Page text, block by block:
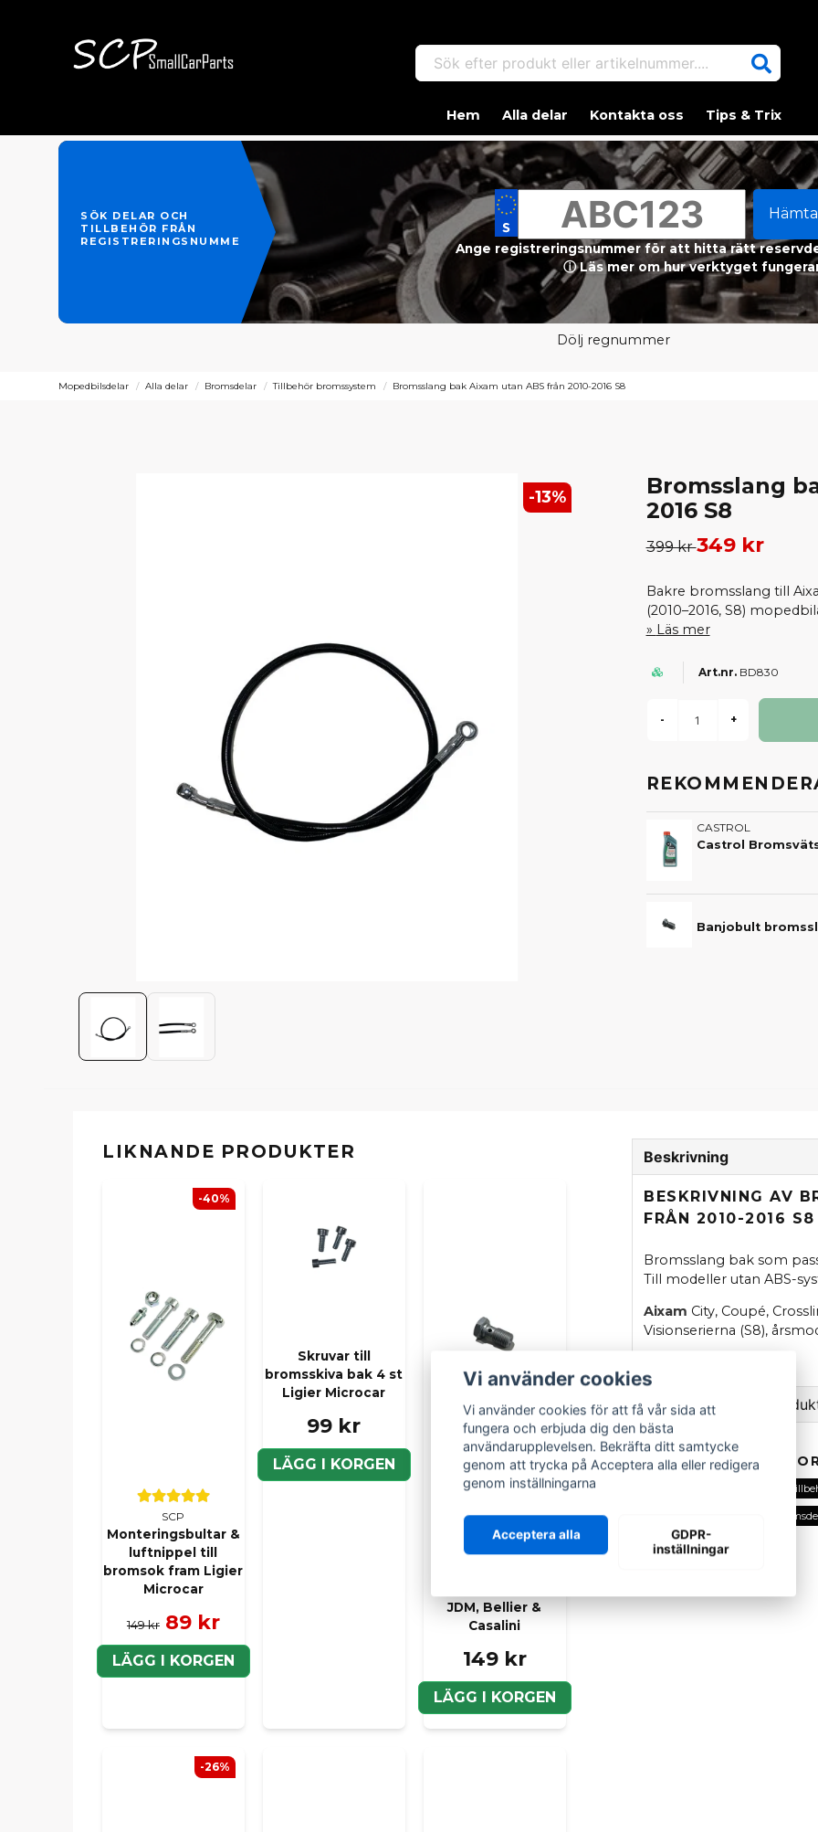
Sök efter produkt eller artikelnummer....
Hem Alla delar Kontakta oss Tips & Trix
SÖK DELAR OCH
TILLBEHÖR FRÅN
REGISTRERINGSNUMMER
Ange registreringsnummer för att hitta rätt
ⓘ Läs mer om hur verktyget
Dölj regnummer
Mopedbilsdelar Alla delar Bromsdelar Tillbehör bromssystem Bromsslang bak Aixam utan ABS från 2010-2016 S8
-13%
Bromsslang
2016 S8
399 kr349 kr
Bakre bromsslang till
(2010–2016, S8)
Läs mer
BD830
- +
CASTROL
Castrol
LIKNANDE PRODUKTER
SCP
Monteringsbultar &
luftnippel till
bromsok fram Ligier
Microcar
149 kr 89 kr
LÄGG I KORGEN
-40%
Skruvar till
bromsskiva bak 4 st
Ligier Microcar
99 kr
LÄGG I KORGEN
Banjobult
bromsslang till
JDM, Bellier &
Casalini
149 kr
LÄGG I KORGEN
-26%
Beskrivning
BESKRIVNING AV
FRÅN 2010-2016 S8
Bromsslang bak som
Till modeller utan ABS-
Aixam City, Coupé,
Visionserierna (S8),
Ställ en fråga om
question
Fråga oss om denna
name
Namn
RELATERADE
Vi använder cookies
Vi använder cookies för att få vår sida att
fungera och erbjuda dig den bästa
användarupplevelsen. Bekräfta ditt samtycke
genom att trycka på Acceptera alla eller redigera
genom inställningarna
Acceptera alla
GDPR-
inställningar